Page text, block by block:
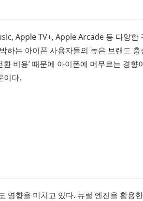
Apple TV+, Apple Arcade 등 다양한
하는 아이폰 사용자들의 높은 브랜드 충
비용’ 때문에 아이폰에 머무르는 경향
이다.
영향을 미치고 있다. 뉴럴 엔진을 활용